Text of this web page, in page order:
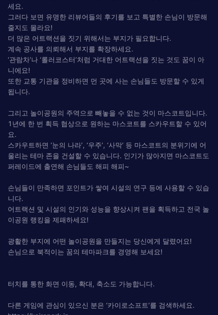
세요.
그러다 보면 유명한 리뷰어들의 후기를 보고 특별한 손님이 방문해
줄지도 몰라요!
더 많은 어트랙션을 짓기 위해서는 부지가 필요합니다.
계속 공사를 의뢰해서 부지를 확장하세요.
‘관람차’나 ‘롤러코스터’처럼 거대한 어트랙션을 짓는 것도 꿈이 아
니에요!
또한 교통 기관을 정비하면 먼 곳에 사는 손님들도 방문할 수 있게
됩니다.
그리고 놀이공원의 주역으로 빼놓을 수 없는 것이 마스코트입니다.
1년에 한 번 획득 협상으로 원하는 마스코트를 스카우트할 수 있어
요.
스카우트하면 ‘눈의 나라’, ‘우주’, ‘사막’ 등 마스코트의 분위기에 어
울리는 테마 존을 건설할 수 있습니다. 인기가 많아지면 마스코트도
퍼레이드에 출연해 손님들도 해피 해피~
손님들이 만족하면 포인트가 쌓여 시설의 연구 등에 사용할 수 있습
니다.
어트랙션 및 시설의 인기와 성능을 향상시켜 팬을 획득하고 전국 놀
이공원 랭킹을 제패하세요!
광활한 부지에 어떤 놀이공원을 만들지는 당신에게 달렸어요!
손님으로 북적이는 꿈의 테마파크를 경영해 보세요!
터치를 통한 화면 이동, 확대, 축소도 가능합니다.
다른 게임에 관심이 있으신 분은 ‘카이로소프트’를 검색하세요.